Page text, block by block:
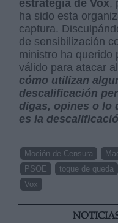
estrategia de Vox,
ha sido esta
captura.
de sensibilización
ministro ha querido
válido para atacar
cómo utilizan
descalificación
digas, opines o lo
es la
Moción de Censura
PSOE
toque de queda
Vox